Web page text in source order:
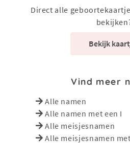
Direct alle
Bekijk
Vind meer
Alle namen
Alle namen met een I
Alle meisjesnamen
Alle meisjesnamen